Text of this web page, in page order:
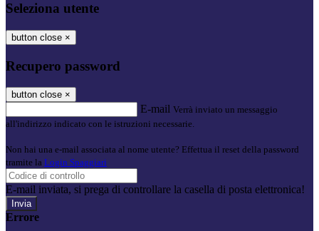
Seleziona utente
button close ×
Recupero password
button close ×
E-mail Verrà inviato un messaggio
all'indirizzo indicato con le istruzioni necessarie.
Non hai una e-mail associata al nome utente? Effettua il reset della password
tramite la Login Spaggiari
E-mail inviata, si prega di controllare la casella di posta elettronica!
Errore